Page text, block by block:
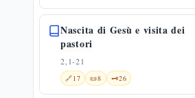
Nascita di Gesù e visita dei
pastori
2,1-21
🔗17 📜8 🗝️26